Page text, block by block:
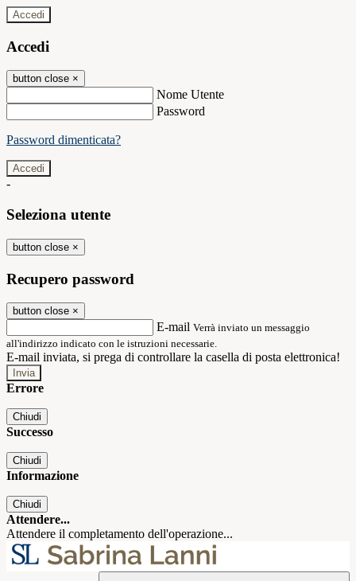
Accedi
Accedi
button close ×
Nome Utente
Password
Password dimenticata?
-
Seleziona utente
button close ×
Recupero password
button close ×
E-mail Verrà inviato un messaggio
all'indirizzo indicato con le istruzioni necessarie.
E-mail inviata, si prega di controllare la casella di posta elettronica!
Errore
Chiudi
Successo
Chiudi
Informazione
Chiudi
Attendere...
Attendere il completamento dell'operazione...